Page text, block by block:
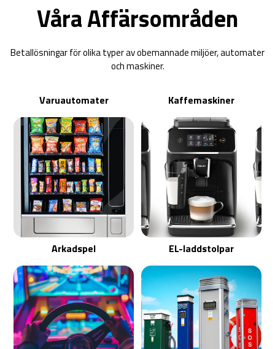
Våra Affärsområden
Betallösningar för olika typer av obemannade miljöer, automater
och maskiner.
Varuautomater Kaffemaskiner
Arkadspel EL-laddstolpar